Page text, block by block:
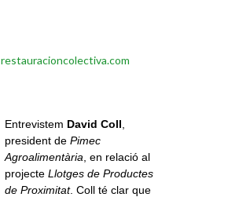
restauracioncolectiva.com
Entrevistem David Coll
president de Pimec
Agroalimentària , en relació al
projecte Llotges de Productes
de Proximitat. Coll té clar que